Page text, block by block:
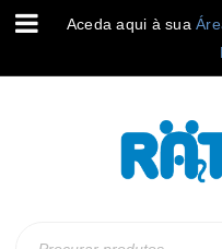
Aceda aqui à sua